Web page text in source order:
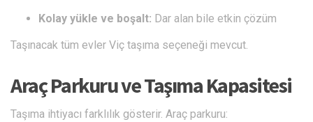
Kolay yükle ve boşalt: Dar alan bile etkin çözüm
Taşınacak tüm evler Viç taşıma seçeneği mevcut.
Araç Parkuru ve Taşıma Kapasitesi
Taşıma ihtiyacı farklılık gösterir. Araç parkuru: